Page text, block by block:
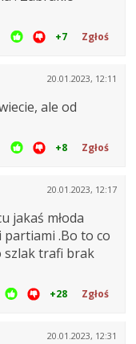
+7 Zgłoś
20.01.2023, 12:11
ale od
+8 Zgłoś
20.01.2023, 12:17
jakaś młoda
partiami .Bo to co
szlak trafi brak
+28 Zgłoś
20.01.2023, 12:31